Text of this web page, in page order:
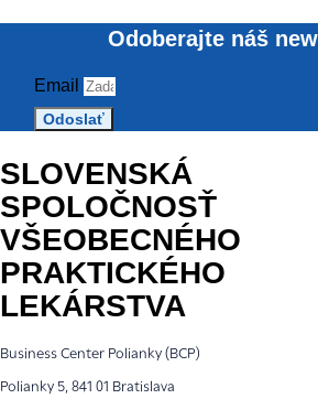
Odoberajte náš
Email
Odoslať
SLOVENSKÁ
SPOLOČNOSŤ
VŠEOBECNÉHO
PRAKTICKÉHO
LEKÁRSTVA
Business Center Polianky (BCP)
Polianky 5, 841 01 Bratislava